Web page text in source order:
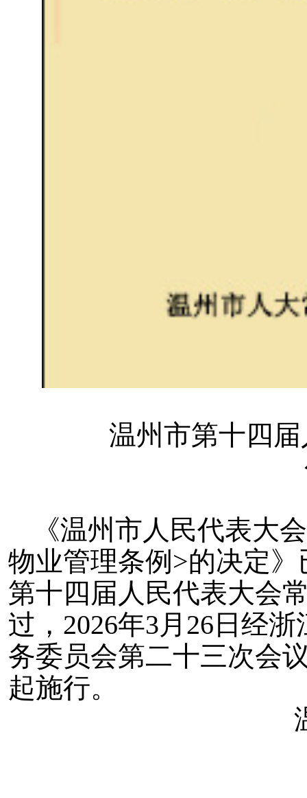
温州市第十四
《温州市人民代表大
物业管理条例>的决定》
第十四届人民代表大会
过，2026年3月26日经
务委员会第二十三次会
起施行。